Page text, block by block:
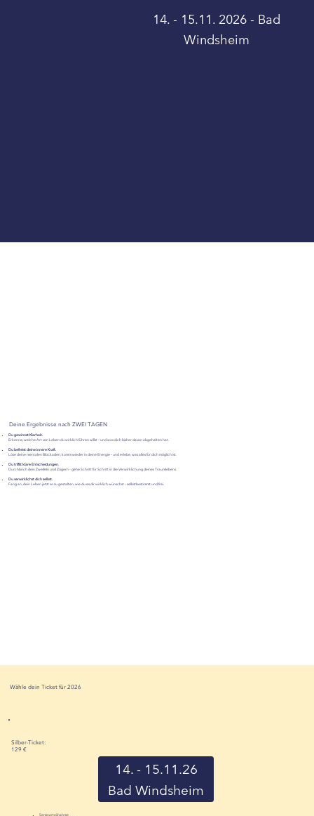
14. - 15.11. 2026 - Bad
Windsheim
Deine Ergebnisse nach ZWEI TAGEN
Du gewinnst Klarheit.
Erkenne, welche Art von Leben du wirklich führen willst – und was dich bisher davon abgehalten hat.
Du befreist deine innere Kraft.
Löse deine mentalen Blockaden, komm wieder in deine Energie – und erlebe, was alles für dich möglich ist.
Du triffst klare Entscheidungen.
Durchbrich dein Zweifeln und Zögern - gehe Schritt für Schritt in die Verwirklichung deines Traumlebens.
Du verwirklichst dich selbst.
Fang an, dein Leben jetzt so zu gestalten, wie du es dir wirklich wünschst – selbstbestimmt und frei.
Wähle dein Ticket für 2026
Silber-Ticket:
129 €
14. - 15.11.26
Bad Windsheim
Seminarteilnahme